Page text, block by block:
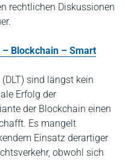
rechtlichen Diskussionen
Blockchain – Smart
sind längst kein
Erfolg der
der Blockchain einen
Es mangelt
Einsatz derartiger
obwohl sich